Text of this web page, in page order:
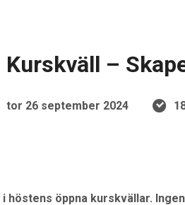
Kurskväll –
tor 26 september 2024
höstens öppna kurskvällar.